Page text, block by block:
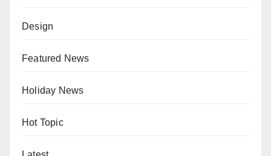
Design
Featured News
Holiday News
Hot Topic